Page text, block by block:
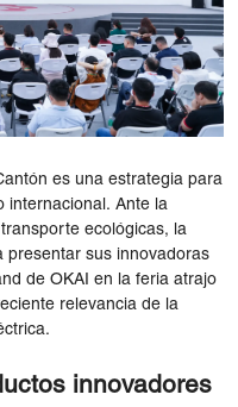
es una estrategia para
internacional. Ante la
ecológicas, la
presentar sus innovadoras
de OKAI en la feria atrajo
relevancia de la
innovadores